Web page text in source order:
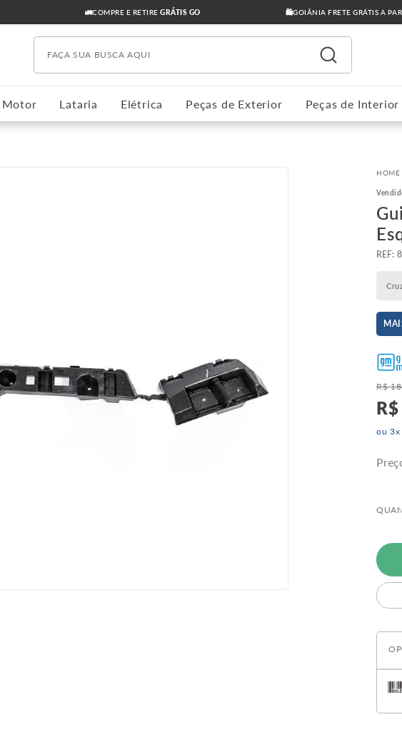
🚛COMPRE E RETIREGRÁTIS GO 🛍️GOIÂNIA FRETE GRÁTIS A
Faça sua busca aqui
Motor Lataria Elétrica Peças de Exterior Peças de Interior
:
R$
R$
ou 3